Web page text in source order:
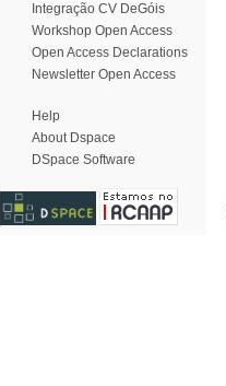
Integração CV DeGóis
Workshop Open Access
Open Access Declarations
Newsletter Open Access
Help
About Dspace
DSpace Software